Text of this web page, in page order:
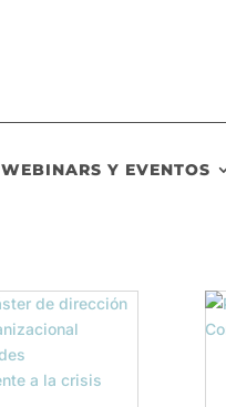
WEBINARS Y EVENTOS